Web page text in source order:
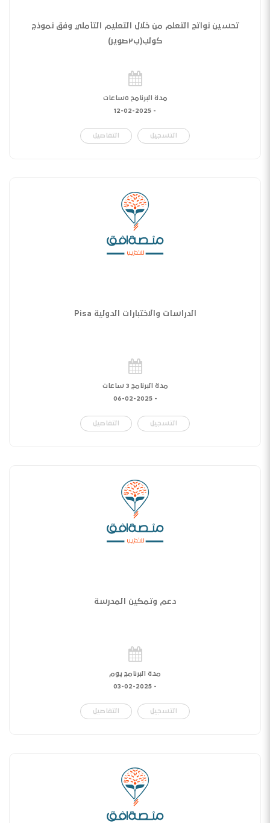
تحسين نواتج التعلم من خلال التعليم التأملي وفق نموذج
كولب(ب٢صوير)
مدة البرنامج ٥ساعات
-
12-02-2025
التسجيل التفاصيل
الدراسات والاختبارات الدولية Pisa
مدة البرنامج 3 ساعات
-
06-02-2025
التسجيل التفاصيل
دعم وتمكين المدرسة
مدة البرنامج يوم
-
03-02-2025
التسجيل التفاصيل